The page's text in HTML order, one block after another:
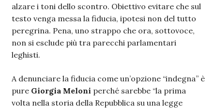
alzare i toni dello scontro. Obiettivo evitare che sul
testo venga messa la fiducia, ipotesi non del tutto
peregrina. Pena, uno strappo che ora, sottovoce,
non si esclude più tra parecchi parlamentari
leghisti.
A denunciare la fiducia come un’opzione “indegna” è
pure Giorgia Meloni perché sarebbe “la prima
volta nella storia della Repubblica su una legge